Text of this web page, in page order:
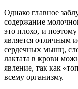
Однако главное
содержание
это плохо, и
является отличным
сердечных мышц,
лактата в крови
явление, так как
всему организму.